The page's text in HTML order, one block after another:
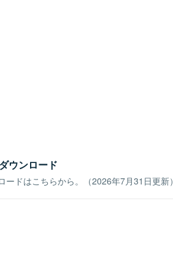
ウンロード
ードはこちらから。（2026年7月31日更新）